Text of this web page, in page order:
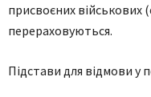
присвоєних військових
перераховуються.
Підстави для відмови у